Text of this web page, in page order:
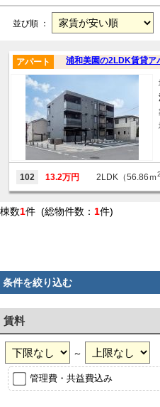
並び順 ：
浦和美園の2LDK賃貸ア
アパート
102 13.2万円 2LDK（56.86ｍ2
棟数1件 (総物件数： 1件)
条件を絞り込む
賃料
～
管理費・共益費込み